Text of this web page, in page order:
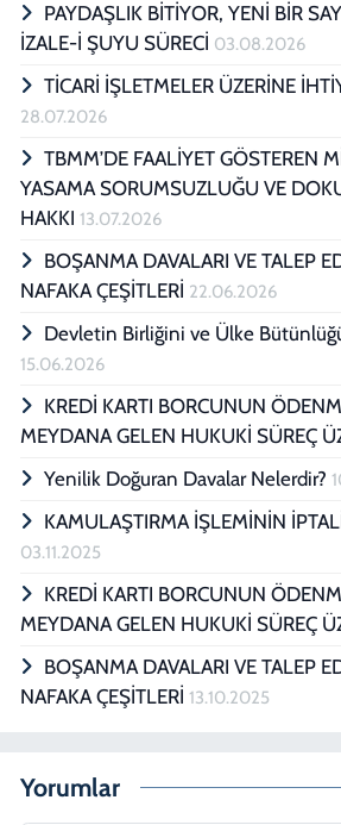
PAYDAŞLIK BİTİYOR, YENİ BİR
İZALE-İ ŞUYU SÜRECİ 03.08.2026
TİCARİ İŞLETMELER ÜZERİNE
28.07.2026
TBMM’DE FAALİYET GÖSTEREN
YASAMA SORUMSUZLUĞU VE
HAKKI 13.07.2026
BOŞANMA DAVALARI VE TALEP
NAFAKA ÇEŞİTLERİ 22.06.2026
Devletin Birliğini ve Ülke
15.06.2026
KREDİ KARTI BORCUNUN
MEYDANA GELEN HUKUKİ SÜREÇ
Yenilik Doğuran Davalar Nelerdir?
KAMULAŞTIRMA İŞLEMİNİN
03.11.2025
KREDİ KARTI BORCUNUN
MEYDANA GELEN HUKUKİ SÜREÇ
BOŞANMA DAVALARI VE TALEP
NAFAKA ÇEŞİTLERİ 13.10.2025
Yorumlar